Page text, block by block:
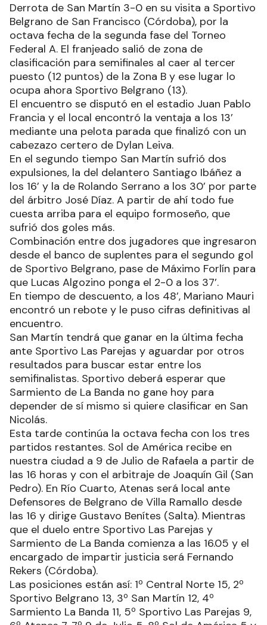
Derrota de San Martín 3-0 en su visita a Sportivo
Belgrano de San Francisco (Córdoba), por la
octava fecha de la segunda fase del Torneo
Federal A. El franjeado salió de zona de
clasificación para semifinales al caer al tercer
puesto (12 puntos) de la Zona B y ese lugar lo
ocupa ahora Sportivo Belgrano (13).
El encuentro se disputó en el estadio Juan Pablo
Francia y el local encontró la ventaja a los 13’
mediante una pelota parada que finalizó con un
cabezazo certero de Dylan Leiva.
En el segundo tiempo San Martín sufrió dos
expulsiones, la del delantero Santiago Ibáñez a
los 16’ y la de Rolando Serrano a los 30’ por parte
del árbitro José Díaz. A partir de ahí todo fue
cuesta arriba para el equipo formoseño, que
sufrió dos goles más.
Combinación entre dos jugadores que ingresaron
desde el banco de suplentes para el segundo gol
de Sportivo Belgrano, pase de Máximo Forlín para
que Lucas Algozino ponga el 2-0 a los 37’.
En tiempo de descuento, a los 48’, Mariano Mauri
encontró un rebote y le puso cifras definitivas al
encuentro.
San Martín tendrá que ganar en la última fecha
ante Sportivo Las Parejas y aguardar por otros
resultados para buscar estar entre los
semifinalistas. Sportivo deberá esperar que
Sarmiento de La Banda no gane hoy para
depender de sí mismo si quiere clasificar en San
Nicolás.
Esta tarde continúa la octava fecha con los tres
partidos restantes. Sol de América recibe en
nuestra ciudad a 9 de Julio de Rafaela a partir de
las 16 horas y con el arbitraje de Joaquín Gil (San
Pedro). En Río Cuarto, Atenas será local ante
Defensores de Belgrano de Villa Ramallo desde
las 16 y dirige Gustavo Benítes (Salta). Mientras
que el duelo entre Sportivo Las Parejas y
Sarmiento de La Banda comienza a las 16.05 y el
encargado de impartir justicia será Fernando
Rekers (Córdoba).
Las posiciones están así: 1º Central Norte 15, 2º
Sportivo Belgrano 13, 3º San Martín 12, 4º
Sarmiento La Banda 11, 5º Sportivo Las Parejas 9,